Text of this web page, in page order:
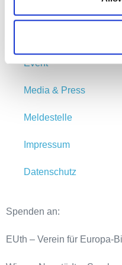
Event
Media & Press
Meldestelle
Impressum
Datenschutz
Spenden an:
EUth – Verein für Europa-